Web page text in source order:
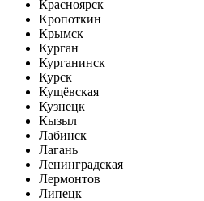
Красноярск
Кропоткин
Крымск
Курган
Курганинск
Курск
Кущёвская
Кузнецк
Кызыл
Лабинск
Лагань
Ленинградская
Лермонтов
Липецк